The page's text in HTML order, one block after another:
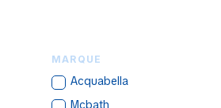
MARQUE
Acquabella
Mcbath